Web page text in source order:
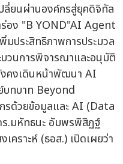
ปลี่ยนผ่านองค์กรสู่ยุคดิจิทัล
ง "B YOND"AI Agent
มประสิทธิภาพการประมวล
บวนการพิจารณาและอนุมัติ
งคงเดินหน้าพัฒนา AI
ทบาท Beyond
ด้วยข้อมูลและ AI (Data
.มหัทธนะ อัมพรพิสิฏฐ์
คราะห์ (ธอส.) เปิดเผยว่า